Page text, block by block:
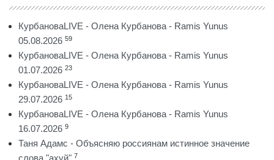
КурбановаLIVE - Олена Курбанова - Ramis Yunus
05.08.2026 59
КурбановаLIVE - Олена Курбанова - Ramis Yunus
01.07.2026 23
КурбановаLIVE - Олена Курбанова - Ramis Yunus
29.07.2026 15
КурбановаLIVE - Олена Курбанова - Ramis Yunus
16.07.2026 9
Таня Адамс - Объясняю россиянам истинное значение
7